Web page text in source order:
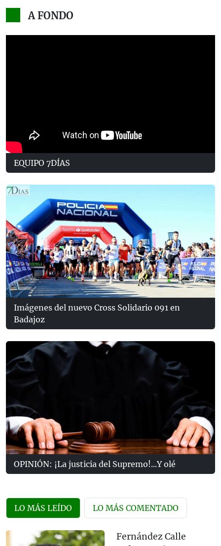
A FONDO
EQUIPO 7DÍAS
Imágenes del nuevo Cross Solidario 091 en
Badajoz
OPINIÓN: ¡La justicia del Supremo!...Y olé
LO MÁS LEÍDO LO MÁS COMENTADO
Fernández Calle